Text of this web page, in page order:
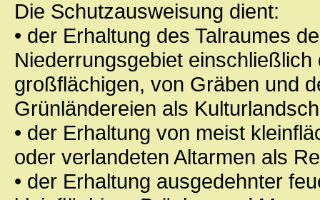
Die Schutzausweisung dient:
• der Erhaltung des Talraumes
Niederrungsgebiet
großflächigen, von Gräben und
Grünländereien als
• der Erhaltung von meist
oder verlandeten Altarmen als
• der Erhaltung ausgedehnter